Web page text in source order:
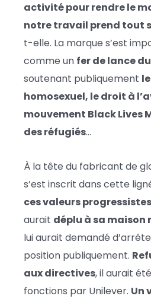
activité pour rendre le
notre travail prend tout
t-elle. La marque s’est
comme un fer de lance
soutenant publiquement
homosexuel, le droit à
mouvement Black Lives
des réfugiés…
À la tête du fabricant de
s’est inscrit dans cette
ces valeurs progressistes
aurait déplu à sa maison
lui aurait demandé
position publiquement.
aux directives, il aurait
fonctions par Unilever. Un